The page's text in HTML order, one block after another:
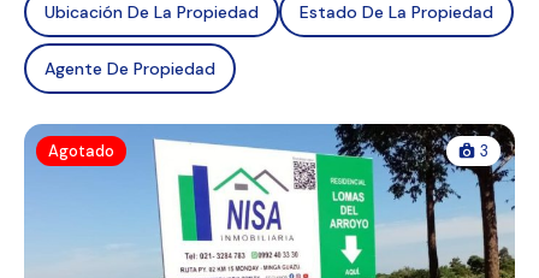
Ubicación De La Propiedad Estado De La Propiedad
Agente De Propiedad
Agotado 3